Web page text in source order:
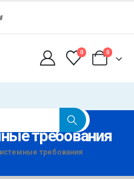
0 0
требования
требования